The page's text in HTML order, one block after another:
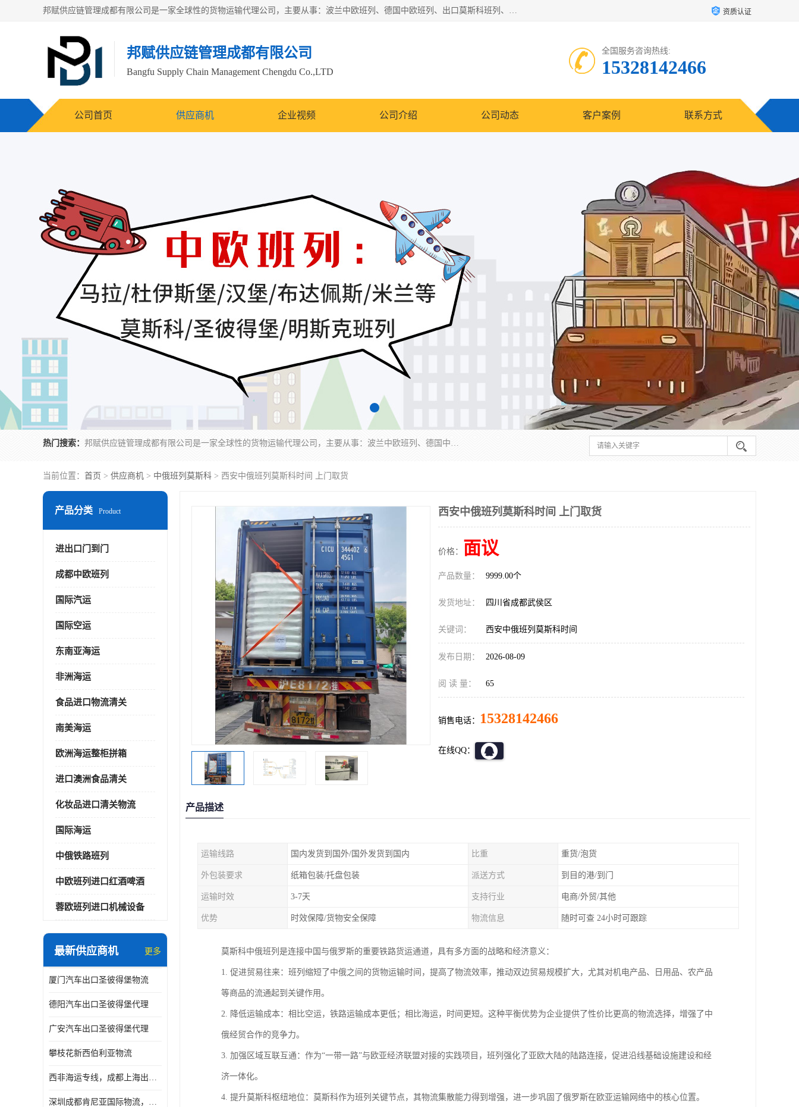
邦赋供应链管理成都有限公司是一家全球性的货物运输代理公司，主要从事：波兰中欧班列、德国中欧班列、出口莫斯科班列、中欧班列进口、蓉欧铁路、成都出口空运等业务，同时亦提供报关、报检、仓储、码头操作等服务。 资质认证
邦赋供应链管理成都有限公司
Bangfu Supply Chain Management Chengdu Co.,LTD
全国服务咨询热线:
15328142466
公司首页 供应商机 企业视频 公司介绍 公司动态 客户案例 联系方式
热门搜索： 邦赋供应链管理成都有限公司是一家全球性的货物运输代理公司，主要从事：波兰中欧班列、德国中欧班列、出口莫斯科班列、中欧班列进口、蓉欧铁路、成都出口空运等业务，同时亦提供报关、报检、仓储、码头操作等服务。
当前位置： 首页 > 供应商机 > 中俄班列莫斯科 > 西安中俄班列莫斯科时间 上门取货
产品分类 Product
进出口门到门
成都中欧班列
国际汽运
国际空运
东南亚海运
非洲海运
食品进口物流清关
南美海运
欧洲海运整柜拼箱
进口澳洲食品清关
化妆品进口清关物流
国际海运
中俄铁路班列
中欧班列进口红酒啤酒
蓉欧班列进口机械设备
最新供应商机 更多
厦门汽车出口圣彼得堡物流
德阳汽车出口圣彼得堡代理
广安汽车出口圣彼得堡代理
攀枝花新西伯利亚物流
西非海运专线，成都上海出口纳米比亚海运
深圳成都肯尼亚国际物流，成都非洲物流公司
西安中俄班列莫斯科时间 上门取货
价格： 面议
产品数量： 9999.00个
发货地址： 四川省成都武侯区
关键词： 西安中俄班列莫斯科时间
发布日期： 2026-08-09
阅 读 量： 65
销售电话： 15328142466
在线QQ：
产品描述
运输线路 国内发货到国外/国外发货到国内 比重 重货/泡货
外包装要求 纸箱包装/托盘包装 派送方式 到目的港/到门
运输时效 3-7天 支持行业 电商/外贸/其他
优势 时效保障/货物安全保障 物流信息 随时可查 24小时可跟踪
莫斯科中俄班列是连接中国与俄罗斯的重要铁路货运通道，具有多方面的战略和经济意义：
1. 促进贸易往来：班列缩短了中俄之间的货物运输时间，提高了物流效率，推动双边贸易规模扩大，尤其对机电产品、日用品、农产品
等商品的流通起到关键作用。
2. 降低运输成本：相比空运，铁路运输成本更低；相比海运，时间更短。这种平衡优势为企业提供了性价比更高的物流选择，增强了中
俄经贸合作的竞争力。
3. 加强区域互联互通：作为“一带一路”与欧亚经济联盟对接的实践项目，班列强化了亚欧大陆的陆路连接，促进沿线基础设施建设和经
济一体化。
4. 提升莫斯科枢纽地位：莫斯科作为班列关键节点，其物流集散能力得到增强，进一步巩固了俄罗斯在欧亚运输网络中的核心位置。